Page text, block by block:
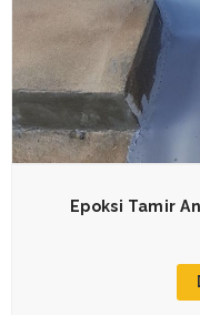
Epoksi Tamir